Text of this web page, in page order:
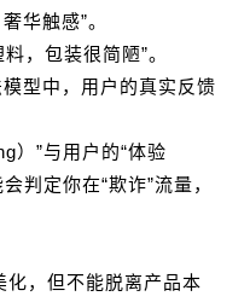
华触感”。
，包装很简陋”。
型中，用户的真实反馈
）”与用户的“体验
判定你在“欺诈”流量，
化，但不能脱离产品本